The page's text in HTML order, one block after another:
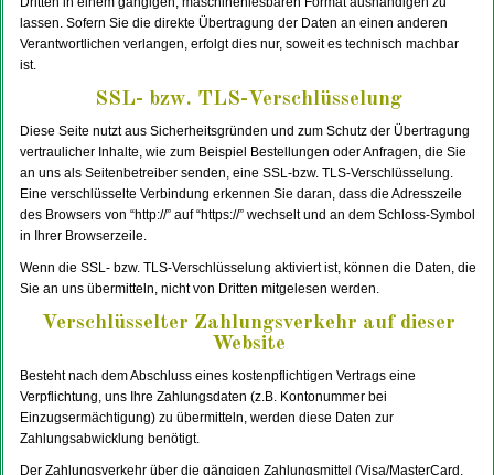
lassen. Sofern Sie die direkte Übertragung der Daten an einen anderen
Verantwortlichen verlangen, erfolgt dies nur, soweit es technisch machbar
ist.
SSL- bzw. TLS-Verschlüsselung
Diese Seite nutzt aus Sicherheitsgründen und zum Schutz der Übertragung
vertraulicher Inhalte, wie zum Beispiel Bestellungen oder Anfragen, die Sie
an uns als Seitenbetreiber senden, eine SSL-bzw. TLS-Verschlüsselung.
Eine verschlüsselte Verbindung erkennen Sie daran, dass die Adresszeile
des Browsers von “http://” auf “https://” wechselt und an dem Schloss-Symbol
in Ihrer Browserzeile.
Wenn die SSL- bzw. TLS-Verschlüsselung aktiviert ist, können die Daten, die
Sie an uns übermitteln, nicht von Dritten mitgelesen werden.
Verschlüsselter Zahlungsverkehr auf dieser
Website
Besteht nach dem Abschluss eines kostenpflichtigen Vertrags eine
Verpflichtung, uns Ihre Zahlungsdaten (z.B. Kontonummer bei
Einzugsermächtigung) zu übermitteln, werden diese Daten zur
Zahlungsabwicklung benötigt.
Der Zahlungsverkehr über die gängigen Zahlungsmittel (Visa/MasterCard,